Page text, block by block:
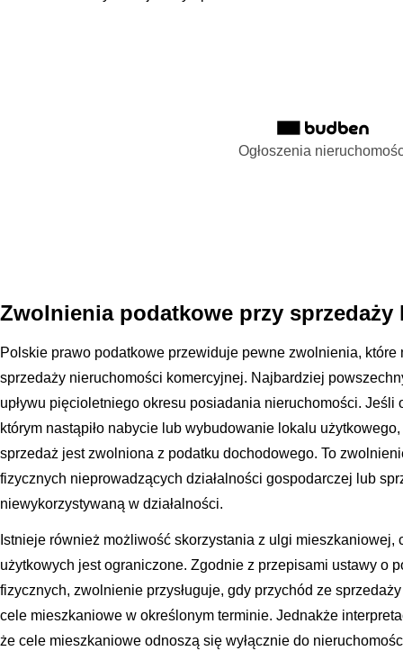
Ogłoszenia
Zwolnienia podatkowe przy
Polskie prawo podatkowe przewiduje pewne zwolnienia, które
sprzedaży nieruchomości komercyjnej. Najbardziej
upływu pięcioletniego okresu posiadania nieruchomości.
którym nastąpiło nabycie lub wybudowanie lokalu użytkowego,
sprzedaż jest zwolniona z podatku dochodowego. To
fizycznych nieprowadzących działalności gospodarczej lub
niewykorzystywaną w działalności.
Istnieje również możliwość skorzystania z ulgi
użytkowych jest ograniczone. Zgodnie z przepisami ustawy o
fizycznych, zwolnienie przysługuje, gdy przychód ze
cele mieszkaniowe w określonym terminie. Jednakże
że cele mieszkaniowe odnoszą się wyłącznie do